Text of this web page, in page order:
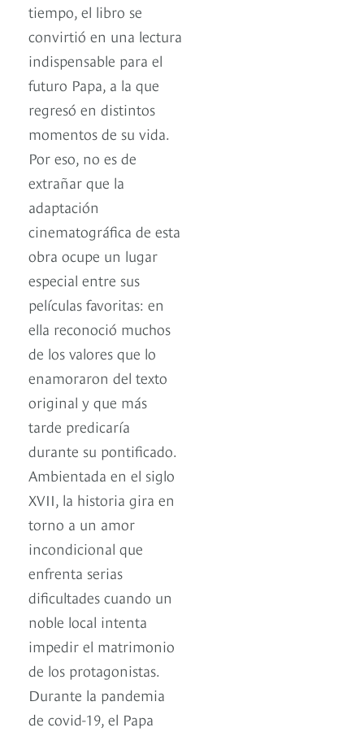
tiempo, el libro se
convirtió en una lectura
indispensable para el
futuro Papa, a la que
regresó en distintos
momentos de su vida.
Por eso, no es de
extrañar que la
adaptación
cinematográfica de esta
obra ocupe un lugar
especial entre sus
películas favoritas: en
ella reconoció muchos
de los valores que lo
enamoraron del texto
original y que más
tarde predicaría
durante su pontificado.
Ambientada en el siglo
XVII, la historia gira en
torno a un amor
incondicional que
enfrenta serias
dificultades cuando un
noble local intenta
impedir el matrimonio
de los protagonistas.
Durante la pandemia
de covid-19, el Papa